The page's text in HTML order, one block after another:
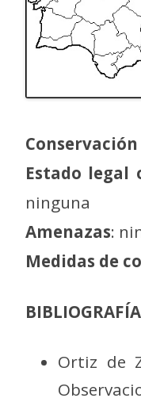
Conservación
Estado legal
ninguna
Amenazas:
Medidas de
BIBLIOGRAFÍA
Ortiz de